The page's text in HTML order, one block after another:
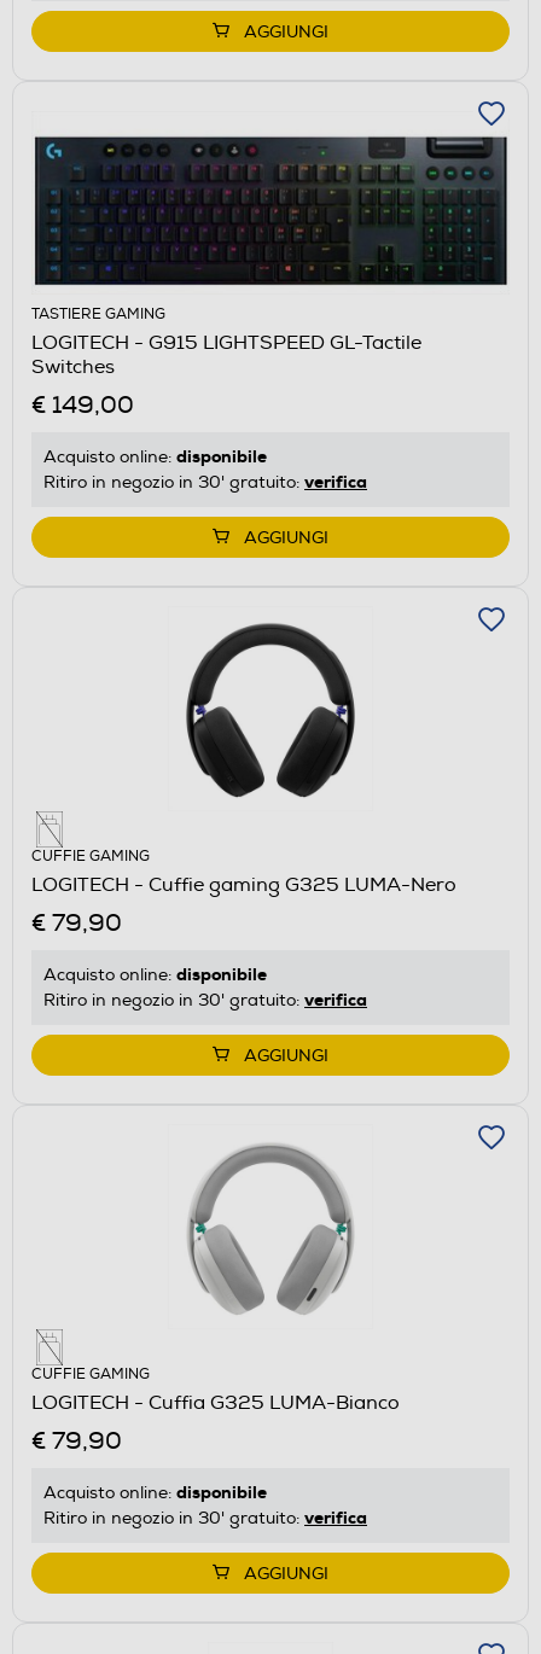
AGGIUNGI
TASTIERE GAMING
LOGITECH - G915 LIGHTSPEED GL-Tactile
Switches
€ 149,00
Acquisto online: disponibile
Ritiro in negozio in 30' gratuito: verifica
AGGIUNGI
CUFFIE GAMING
LOGITECH - Cuffie gaming G325 LUMA-Nero
€ 79,90
Acquisto online: disponibile
Ritiro in negozio in 30' gratuito: verifica
AGGIUNGI
CUFFIE GAMING
LOGITECH - Cuffia G325 LUMA-Bianco
€ 79,90
Acquisto online: disponibile
Ritiro in negozio in 30' gratuito: verifica
AGGIUNGI